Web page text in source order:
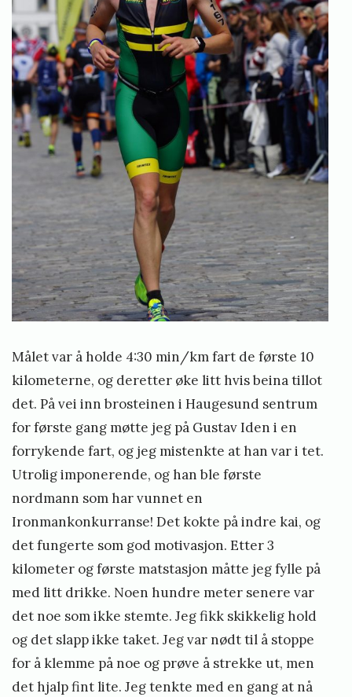
Målet var å holde 4:30 min/km fart de første 10
kilometerne, og deretter øke litt hvis beina tillot
det. På vei inn brosteinen i Haugesund sentrum
for første gang møtte jeg på Gustav Iden i en
forrykende fart, og jeg mistenkte at han var i tet.
Utrolig imponerende, og han ble første
nordmann som har vunnet en
Ironmankonkurranse! Det kokte på indre kai, og
det fungerte som god motivasjon. Etter 3
kilometer og første matstasjon måtte jeg fylle på
med litt drikke. Noen hundre meter senere var
det noe som ikke stemte. Jeg fikk skikkelig hold
og det slapp ikke taket. Jeg var nødt til å stoppe
for å klemme på noe og prøve å strekke ut, men
det hjalp fint lite. Jeg tenkte med en gang at nå